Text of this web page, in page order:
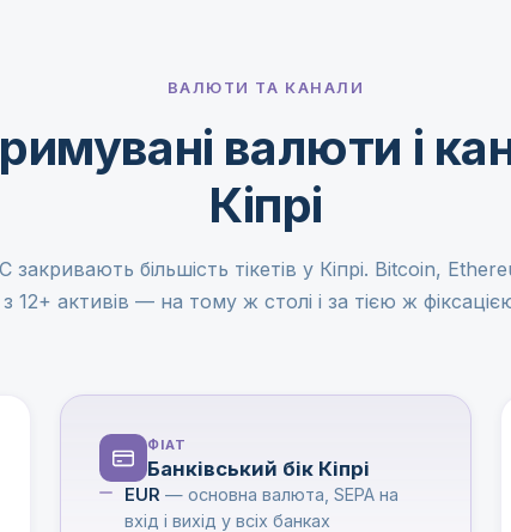
ВАЛЮТИ ТА КАНАЛИ
валюти і
Кіпрі
закривають більшість тікетів у Кіпрі. Bitcoin,
з 12+ активів — на тому ж столі і за тією ж
ФІАТ
Банківський бік Кіпрі
EUR — основна валюта, SEPA на
вхід і вихід у всіх банках